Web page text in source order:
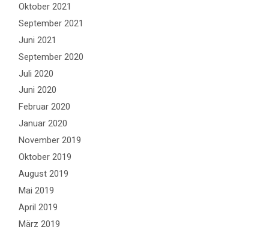
Oktober 2021
September 2021
Juni 2021
September 2020
Juli 2020
Juni 2020
Februar 2020
Januar 2020
November 2019
Oktober 2019
August 2019
Mai 2019
April 2019
März 2019